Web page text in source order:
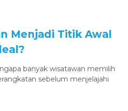
Menjadi Titik Awal
banyak wisatawan memilih
sebelum menjelajahi